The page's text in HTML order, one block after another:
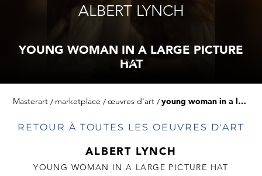
ALBERT LYNCH
YOUNG WOMAN IN A LARGE PICTURE
HAT
Masterart marketplace œuvres d'art young woman in a large picture hat
RETOUR À TOUTES LES OEUVRES D'ART
ALBERT LYNCH
YOUNG WOMAN IN A LARGE PICTURE HAT